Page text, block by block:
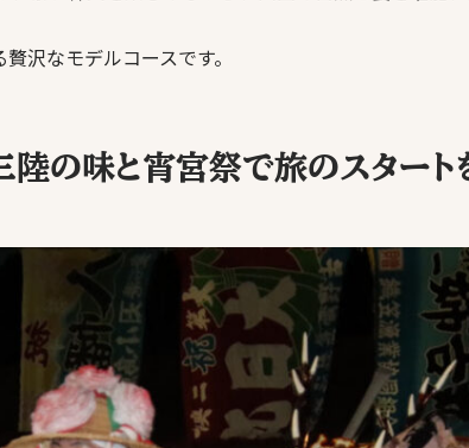
沢なモデルコースです。
の味と宵宮祭で旅のスタート